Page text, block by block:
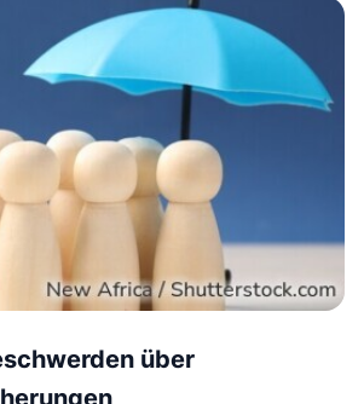
über